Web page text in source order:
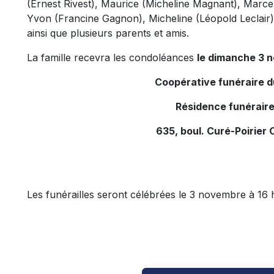
(Ernest Rivest), Maurice (Micheline Magnant),
Yvon (Francine Gagnon), Micheline (Léopold
ainsi que plusieurs parents et amis.
La famille recevra les condoléances le dimanche 3
Coopérative funéraire
Résidence
635, boul. Curé-Poirier
Les funérailles seront célébrées le 3 novembre à